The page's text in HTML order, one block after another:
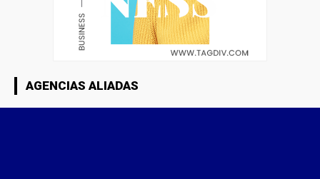
AGENCIAS ALIADAS